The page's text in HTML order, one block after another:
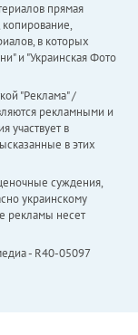
прямая
в которых
и "Украинская Фото
"Реклама" /
рекламными и
участвует в
в этих
суждения,
украинскому
рекламы несет
- R40-05097